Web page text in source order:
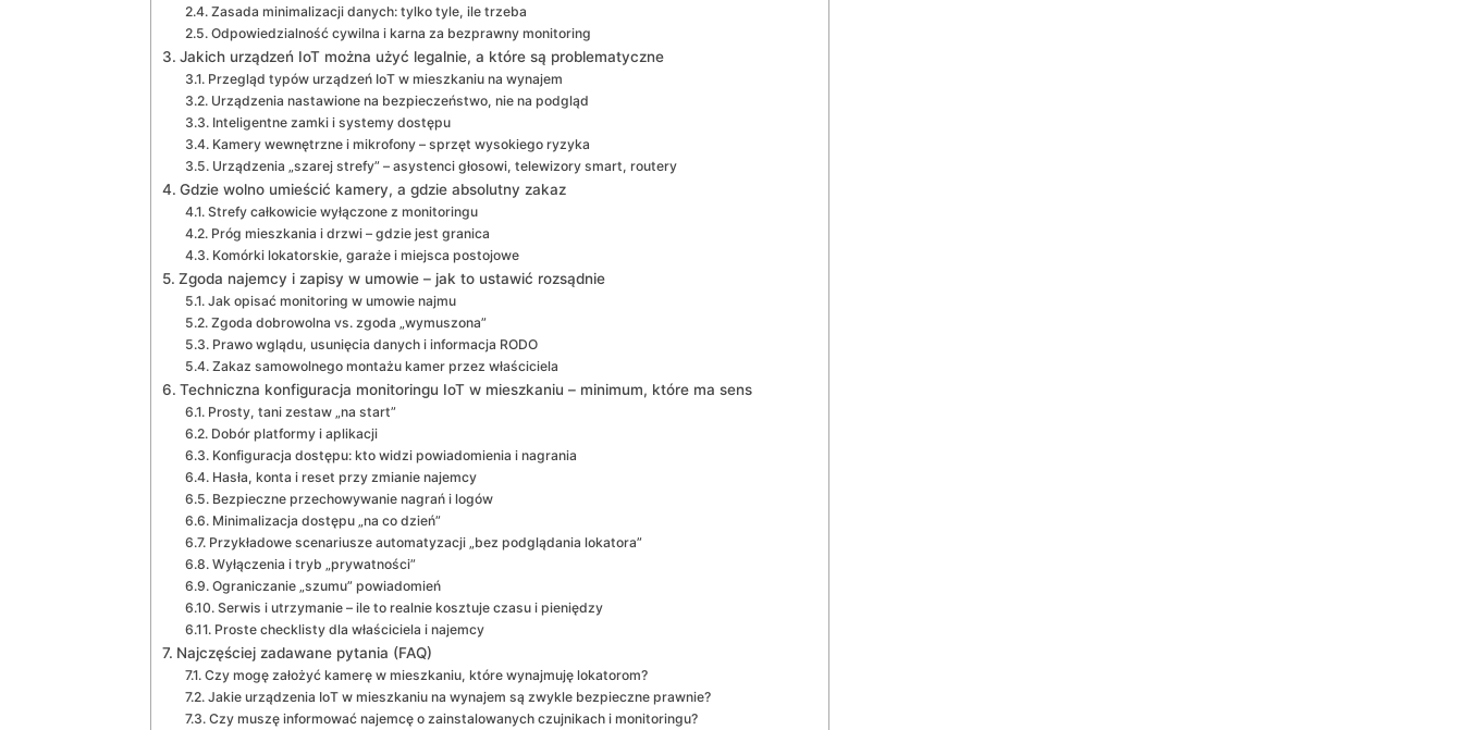
Zasada minimalizacji danych: tylko tyle, ile trzeba
Odpowiedzialność cywilna i karna za bezprawny monitoring
Jakich urządzeń IoT można użyć legalnie, a które są problematyczne
Przegląd typów urządzeń IoT w mieszkaniu na wynajem
Urządzenia nastawione na bezpieczeństwo, nie na podgląd
Inteligentne zamki i systemy dostępu
Kamery wewnętrzne i mikrofony – sprzęt wysokiego ryzyka
Urządzenia „szarej strefy” – asystenci głosowi, telewizory smart, routery
Gdzie wolno umieścić kamery, a gdzie absolutny zakaz
Strefy całkowicie wyłączone z monitoringu
Próg mieszkania i drzwi – gdzie jest granica
Komórki lokatorskie, garaże i miejsca postojowe
Zgoda najemcy i zapisy w umowie – jak to ustawić rozsądnie
Jak opisać monitoring w umowie najmu
Zgoda dobrowolna vs. zgoda „wymuszona”
Prawo wglądu, usunięcia danych i informacja RODO
Zakaz samowolnego montażu kamer przez właściciela
Techniczna konfiguracja monitoringu IoT w mieszkaniu – minimum, które ma sens
Prosty, tani zestaw „na start”
Dobór platformy i aplikacji
Konfiguracja dostępu: kto widzi powiadomienia i nagrania
Hasła, konta i reset przy zmianie najemcy
Bezpieczne przechowywanie nagrań i logów
Minimalizacja dostępu „na co dzień”
Przykładowe scenariusze automatyzacji „bez podglądania lokatora”
Wyłączenia i tryb „prywatności”
Ograniczanie „szumu” powiadomień
Serwis i utrzymanie – ile to realnie kosztuje czasu i pieniędzy
Proste checklisty dla właściciela i najemcy
Najczęściej zadawane pytania (FAQ)
Czy mogę założyć kamerę w mieszkaniu, które wynajmuję lokatorom?
Jakie urządzenia IoT w mieszkaniu na wynajem są zwykle bezpieczne prawnie?
Czy muszę informować najemcę o zainstalowanych czujnikach i monitoringu?